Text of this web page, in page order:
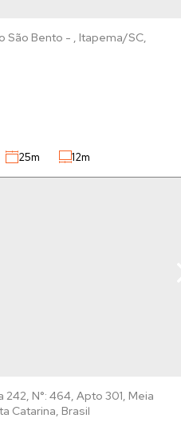
São Bento , Itapema
,
25m 12m
242, N°: 464, Apto 301, Meia
Catarina, Brasil